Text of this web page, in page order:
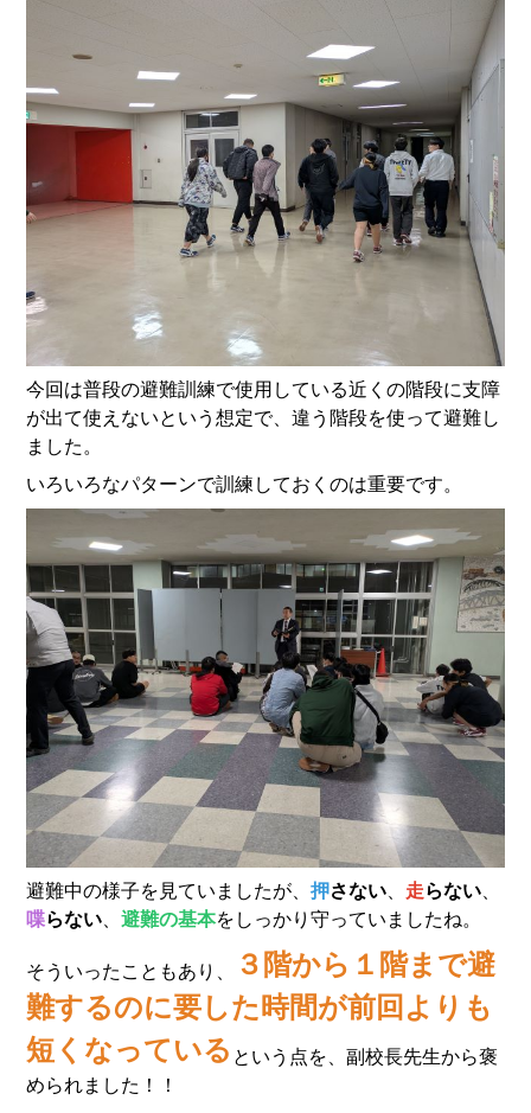
今回は普段の避難訓練で使用している近くの階段に支障
が出て使えないという想定で、違う階段を使って避難し
ました。
いろいろなパターンで訓練しておくのは重要です。
避難中の様子を見ていましたが、押さない、 走らない、
喋らない、避難の基本をしっかり守っていましたね。
そういったこともあり、
３階から１階まで避
難するのに要した時間が前回よりも
短くなっている という 点を、副校長先生から褒
められました！！